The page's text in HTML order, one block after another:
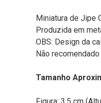
Miniatura de Jipe
Produzida em
OBS: Design da
Não
Tamanho